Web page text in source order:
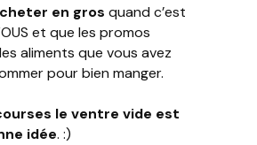
en gros quand c’est
et que les promos
aliments que vous avez
pour bien manger.
le ventre vide est
idée. :)